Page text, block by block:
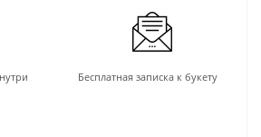
Бесплатная записка к букету